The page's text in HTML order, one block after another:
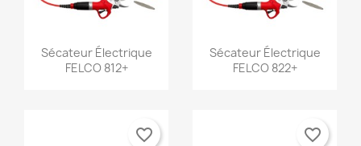
Aperçu rapide
Sécateur Électrique
FELCO 812+
Aperçu rapide
Sécateur Électrique
FELCO 822+
favorite_border favorite_border